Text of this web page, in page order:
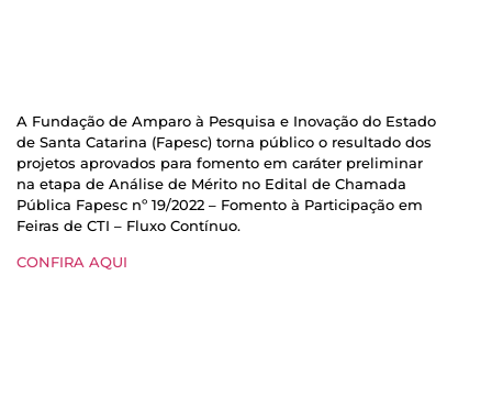
A Fundação de Amparo à Pesquisa e Inovação do Estado
de Santa Catarina (Fapesc) torna público o resultado dos
projetos aprovados para fomento em caráter preliminar
na etapa de Análise de Mérito no Edital de Chamada
Pública Fapesc nº 19/2022 – Fomento à Participação em
Feiras de CTI – Fluxo Contínuo.
CONFIRA AQUI